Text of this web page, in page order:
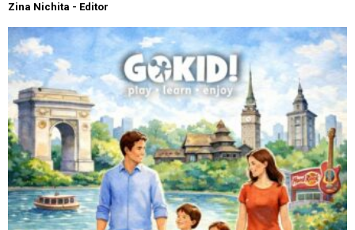
Zina Nichita - Editor